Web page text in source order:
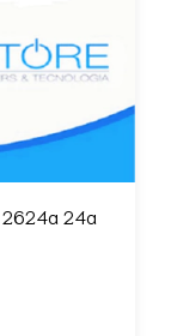
2624a 24a